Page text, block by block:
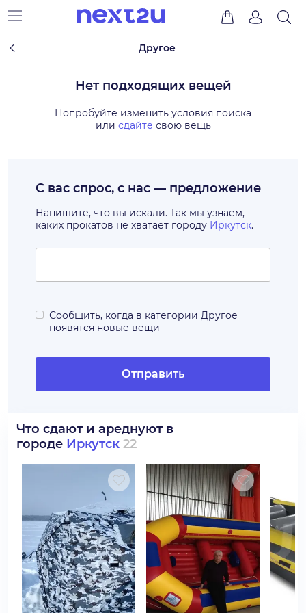
Другое
Нет подходящих вещей
Попробуйте изменить условия поиска
или сдайте свою вещь
С вас спрос, с нас — предложение
Напишите, что вы искали. Так мы узнаем,
каких прокатов не хватает городу Иркутск.
Сообщить, когда в категории Другое
появятся новые вещи
Отправить
Что сдают и ареднуют в
городе Иркутск 22